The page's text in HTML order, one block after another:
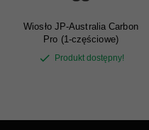
Wiosło JP-Australia Carbon
Pro (1-częściowe)
Produkt dostępny!